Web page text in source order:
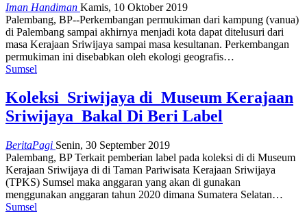
Iman Handiman Kamis, 10 Oktober 2019
Palembang, BP--Perkembangan permukiman dari kampung (vanua)
di Palembang sampai akhirnya menjadi kota dapat ditelusuri dari
masa Kerajaan Sriwijaya sampai masa kesultanan. Perkembangan
permukiman ini disebabkan oleh ekologi geografis…
Sumsel
Koleksi Sriwijaya di Museum Kerajaan
Sriwijaya Bakal Di Beri Label
BeritaPagi Senin, 30 September 2019
Palembang, BP Terkait pemberian label pada koleksi di di Museum
Kerajaan Sriwijaya di di Taman Pariwisata Kerajaan Sriwijaya
(TPKS) Sumsel maka anggaran yang akan di gunakan
menggunakan anggaran tahun 2020 dimana Sumatera Selatan…
Sumsel